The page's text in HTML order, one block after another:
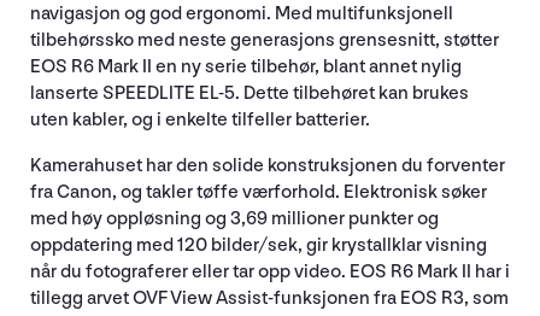
navigasjon og god ergonomi. Med multifunksjonell
tilbehørssko med neste generasjons grensesnitt, støtter
EOS R6 Mark II en ny serie tilbehør, blant annet nylig
lanserte SPEEDLITE EL-5. Dette tilbehøret kan brukes
uten kabler, og i enkelte tilfeller batterier.
Kamerahuset har den solide konstruksjonen du forventer
fra Canon, og takler tøffe værforhold. Elektronisk søker
med høy oppløsning og 3,69 millioner punkter og
oppdatering med 120 bilder/sek, gir krystallklar visning
når du fotograferer eller tar opp video. EOS R6 Mark II har i
tillegg arvet OVF View Assist-funksjonen fra EOS R3, som